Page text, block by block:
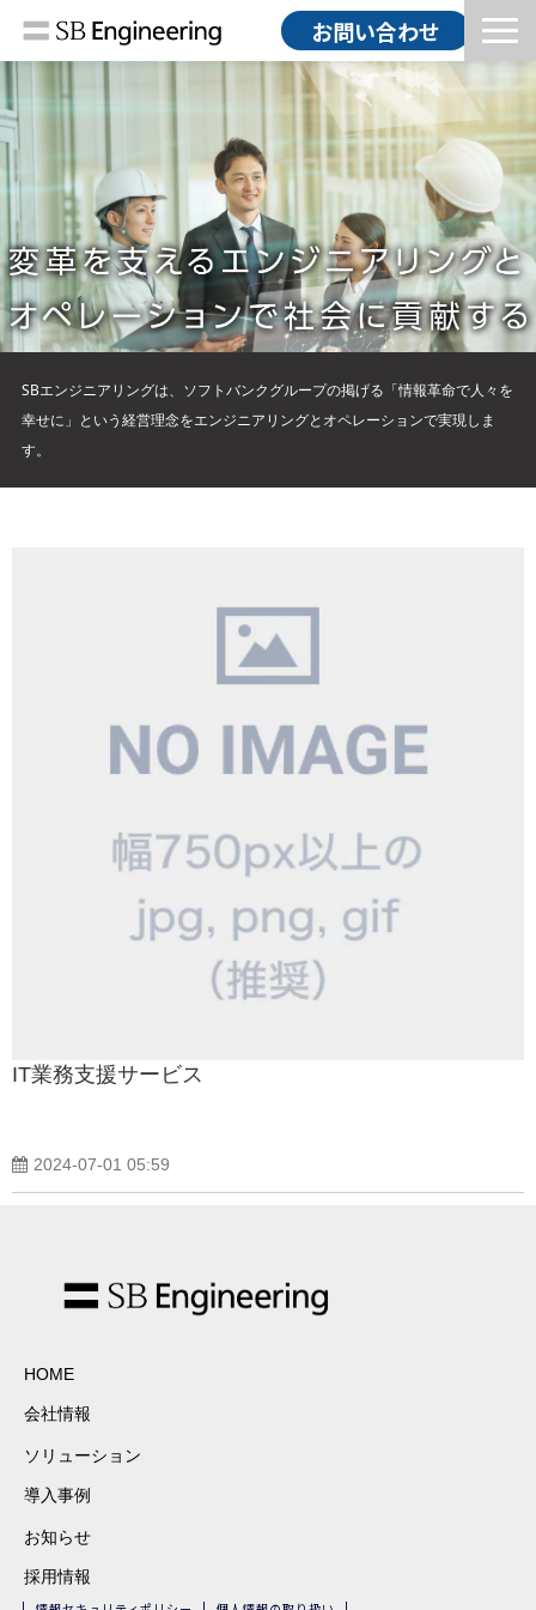
お問い合わせ
導入事例
コラム
お知らせ
会社情報
採用情報
SBエンジニアリングは、ソフトバンクグループの掲げる「情報革命で人々を
幸せに」という経営理念をエンジニアリングとオペレーションで実現しま
す。
IT業務支援サービス
2024-07-01 05:59
HOME
会社情報
ソリューション
導入事例
お知らせ
採用情報